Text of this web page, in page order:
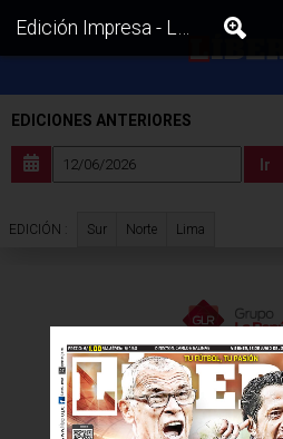
EDICIONES ANTERIORES
Ir
EDICIÓN : Sur Norte Lima
Edición Impresa - Libero | Lima - Viernes 12 de Junio del 2026
VISITA LAS EDICIONES